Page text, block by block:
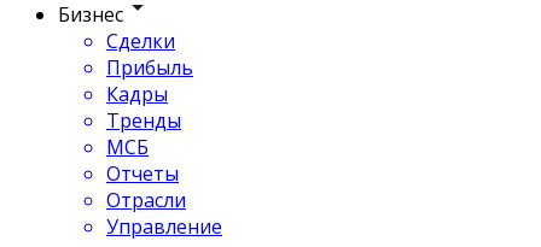
Бизнес
Сделки
Прибыль
Кадры
Тренды
МСБ
Отчеты
Отрасли
Управление